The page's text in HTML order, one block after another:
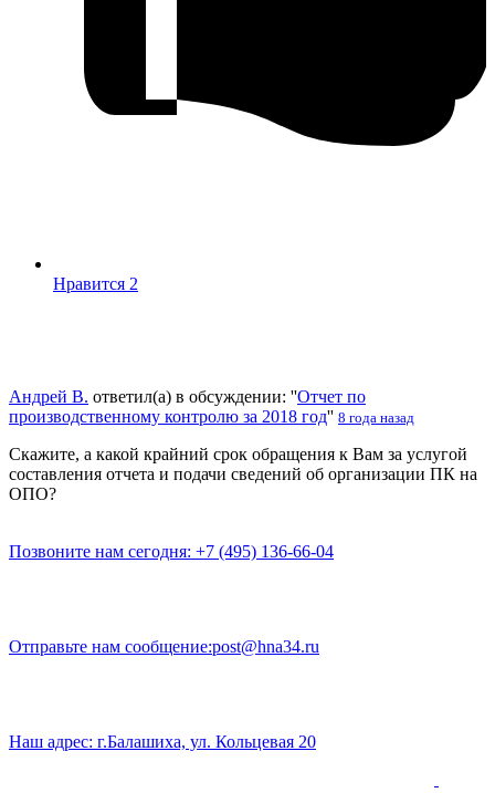
Нравится 2
Андрей В. ответил(а) в обсуждении: ''Отчет по
производственному контролю за 2018 год'' 8 года назад
Скажите, а какой крайний срок обращения к Вам за услугой
составления отчета и подачи сведений об организации ПК на
ОПО?
Позвоните нам сегодня: +7 (495) 136-66-04
Отправьте нам сообщение:post@hna34.ru
Наш адрес: г.Балашиха, ул. Кольцевая 20